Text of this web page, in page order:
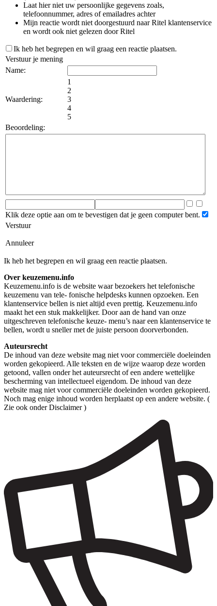
Laat hier niet uw persoonlijke gegevens zoals,
telefoonnummer, adres of emailadres achter
Mijn reactie wordt niet doorgestuurd naar Ritel klantenservice
en wordt ook niet gelezen door Ritel
Ik heb het begrepen en wil graag een reactie plaatsen.
Verstuur je mening
Name:
Waardering:
1
2
3
4
5
Beoordeling:
Klik deze optie aan om te bevestigen dat je geen computer bent.
Verstuur
Annuleer
Ik heb het begrepen en wil graag een reactie plaatsen.
Over keuzemenu.info
Keuzemenu.info is de website waar bezoekers het telefonische
keuzemenu van tele- fonische helpdesks kunnen opzoeken. Een
klantenservice bellen is niet altijd even prettig. Keuzemenu.info
maakt het een stuk makkelijker. Door aan de hand van onze
uitgeschreven telefonische keuze- menu’s naar een klantenservice te
bellen, wordt u sneller met de juiste persoon doorverbonden.
Auteursrecht
De inhoud van deze website mag niet voor commerciële doeleinden
worden gekopieerd. Alle teksten en de wijze waarop deze worden
getoond, vallen onder het auteursrecht of een andere wettelijke
bescherming van intellectueel eigendom. De inhoud van deze
website mag niet voor commerciële doeleinden worden gekopieerd.
Noch mag enige inhoud worden herplaatst op een andere website. (
Zie ook onder Disclaimer )